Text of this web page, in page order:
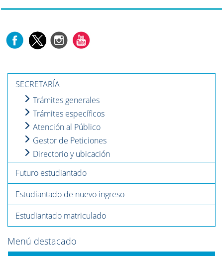
SECRETARÍA
Trámites generales
Trámites específicos
Atención al Público
Gestor de Peticiones
Directorio y ubicación
Futuro estudiantado
Estudiantado de nuevo ingreso
Estudiantado matriculado
Menú destacado